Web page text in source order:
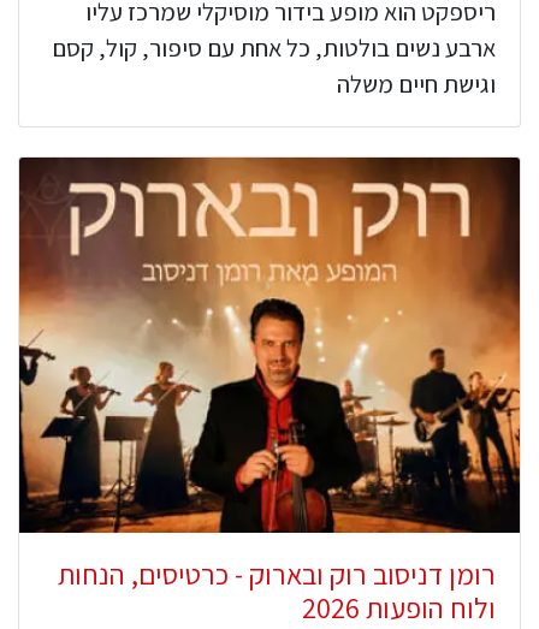
ריספקט הוא מופע בידור מוסיקלי שמרכז עליו
ארבע נשים בולטות, כל אחת עם סיפור, קול, קסם
וגישת חיים משלה
רומן דניסוב רוק ובארוק - כרטיסים, הנחות
ולוח הופעות 2026